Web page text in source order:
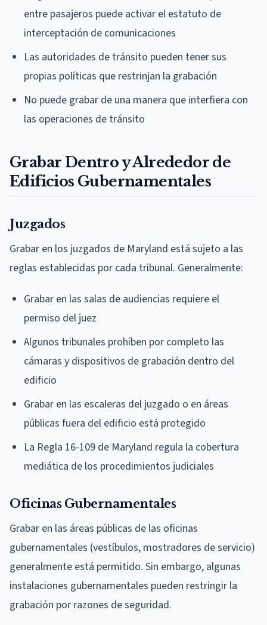
entre pasajeros puede activar el estatuto de
interceptación de comunicaciones
Las autoridades de tránsito pueden tener sus
propias políticas que restrinjan la grabación
No puede grabar de una manera que interfiera con
las operaciones de tránsito
Grabar Dentro y Alrededor de
Edificios Gubernamentales
Juzgados
Grabar en los juzgados de Maryland está sujeto a las
reglas establecidas por cada tribunal. Generalmente:
Grabar en las salas de audiencias requiere el
permiso del juez
Algunos tribunales prohíben por completo las
cámaras y dispositivos de grabación dentro del
edificio
Grabar en las escaleras del juzgado o en áreas
públicas fuera del edificio está protegido
La Regla 16-109 de Maryland regula la cobertura
mediática de los procedimientos judiciales
Oficinas Gubernamentales
Grabar en las áreas públicas de las oficinas
gubernamentales (vestíbulos, mostradores de servicio)
generalmente está permitido. Sin embargo, algunas
instalaciones gubernamentales pueden restringir la
grabación por razones de seguridad.